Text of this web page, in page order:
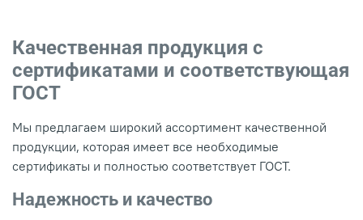
Качественная продукция с
сертификатами и соответствующая
ГОСТ
Мы предлагаем широкий ассортимент качественной
продукции, которая имеет все необходимые
сертификаты и полностью соответствует ГОСТ.
Надежность и качество